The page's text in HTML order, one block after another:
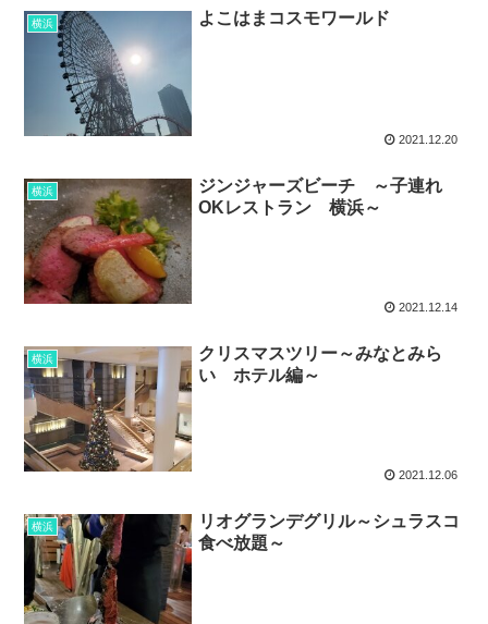
横浜 よこはまコスモワールド
2021.12.20
横浜
ジンジャーズビーチ ～子連れ
OKレストラン 横浜～
2021.12.14
横浜
クリスマスツリー～みなとみら
い ホテル編～
2021.12.06
横浜
リオグランデグリル～シュラスコ
食べ放題～